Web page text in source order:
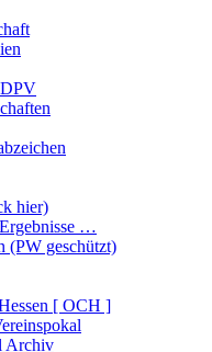
hier)
…
(PW geschützt)
[ OCH ]
Archiv